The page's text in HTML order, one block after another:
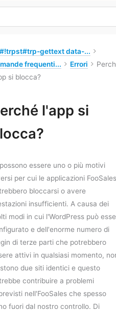
#!trpst#trp-gettext data-...
frequenti...
Errori
si blocca?
l'app si
essere uno o più motivi
per cui le applicazioni FooSales
bloccarsi o avere
insufficienti. A causa dei
modi in cui l'WordPress può
e dell'enorme numero di
di terze parti che potrebbero
attivi in qualsiasi momento,
due siti identici e questo
contribuire a problemi
nell'FooSales che spesso
fuori dal nostro controllo. Di